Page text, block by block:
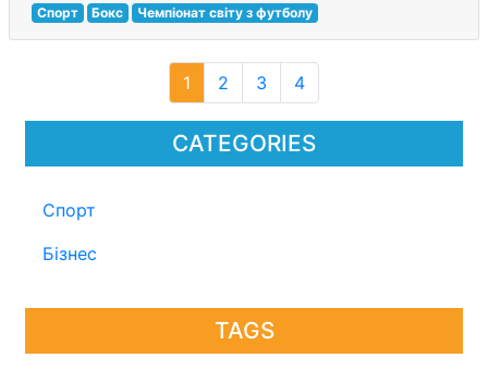
CATEGORIES
Спорт
Бізнес
TAGS
Спорт Бокс Чемпіонат світу з футболу
1 2 3 4